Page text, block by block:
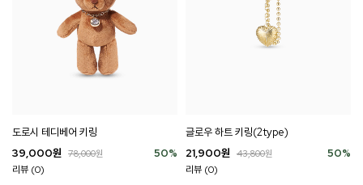
도로시 테디베어 키링
50%
39,000원 78,000원
리뷰 (0)
글로우 하트 키링(2type)
50%
21,900원 43,800원
리뷰 (0)